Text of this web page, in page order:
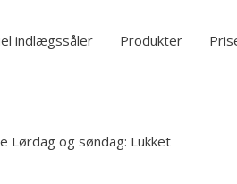
indlægssåler Produkter
Lørdag og søndag: Lukket